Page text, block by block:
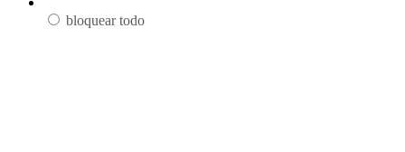
bloquear todo